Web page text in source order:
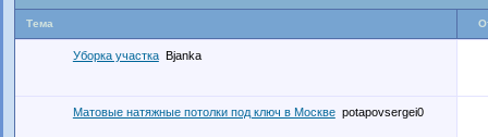
Тема
Уборка участка Bjanka
Матовые натяжные потолки под ключ в Москве potapovsergei0